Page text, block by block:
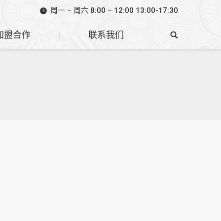
周一 – 周六 8:00 – 12:00 13:00-17:30
盟合作 联系我们